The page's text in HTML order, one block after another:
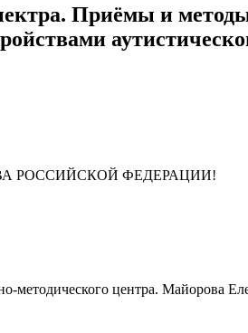
Приёмы и
РОССИЙСКОЙ ФЕДЕРАЦИИ!
методического центра. Майорова